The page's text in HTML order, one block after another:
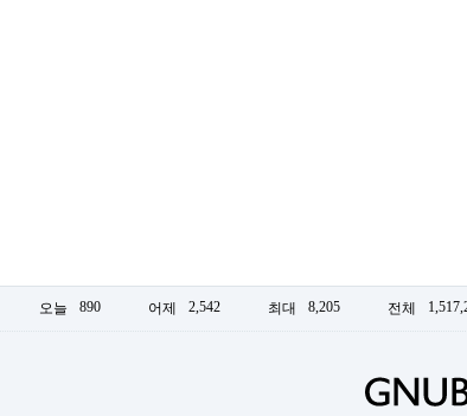
오늘 890 어제 2,542 최대 8,205 전체